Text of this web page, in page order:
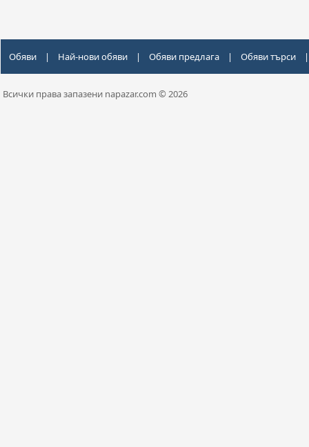
Обяви | Най-нови обяви | Обяви предлага | Обяви търси |
Всички права запазени napazar.com © 2026